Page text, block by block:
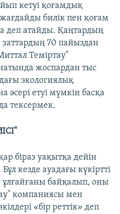
кетуі қоғамдық
билік пен қоғам
деп атайды. Қаңтардың
заттардың 70 пайыздан
Теміртау"
жоспардан тыс
экологиялық
етуі мүмкін басқа
тексермек.
біраз уақытқа дейін
кезде ауадағы күкіртті
ұлғайғаны байқалып, оны
компаниясы мен
«бір реттік» деп